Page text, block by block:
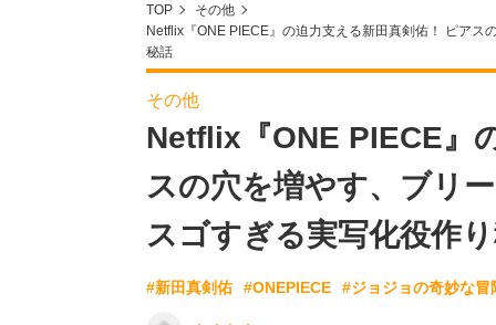
TOP
その他
Netflix『ONE PIECE』の迫力支える新田真剣佑！ ピア
秘話
その他
Netflix『ONE PIECE』
スの穴を増やす、ブリ
スゴすぎる実写化役作
#新田真剣佑 #ONEPIECE #ジョジョの奇妙な冒